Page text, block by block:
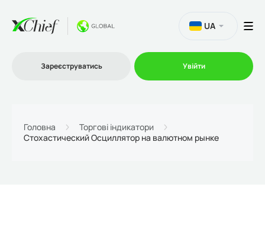
UA
Зареєструватись Увійти
Головна
Торгові індикатори
Стохастический Осциллятор на валютном рынке